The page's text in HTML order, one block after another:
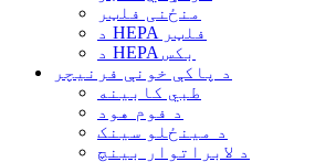
منځنی فلټر
د HEPA فلټر
د HEPA بکس
د پاکې خونې فرنیچر
طبي کابینه
د فوم هود
د مینځلو سینک
د لابراتوار بینچ